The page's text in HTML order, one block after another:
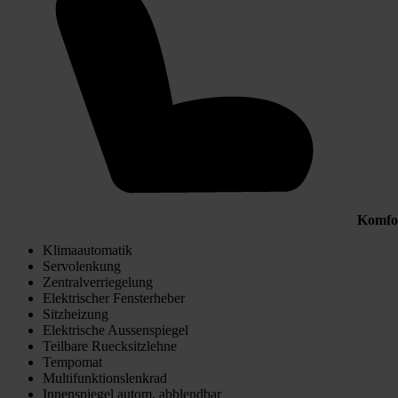
Klimaautomatik
Servolenkung
Zentralverriegelung
Elektrischer Fensterheber
Sitzheizung
Elektrische Aussenspiegel
Teilbare Ruecksitzlehne
Tempomat
Multifunktionslenkrad
Innenspiegel autom. abblendbar